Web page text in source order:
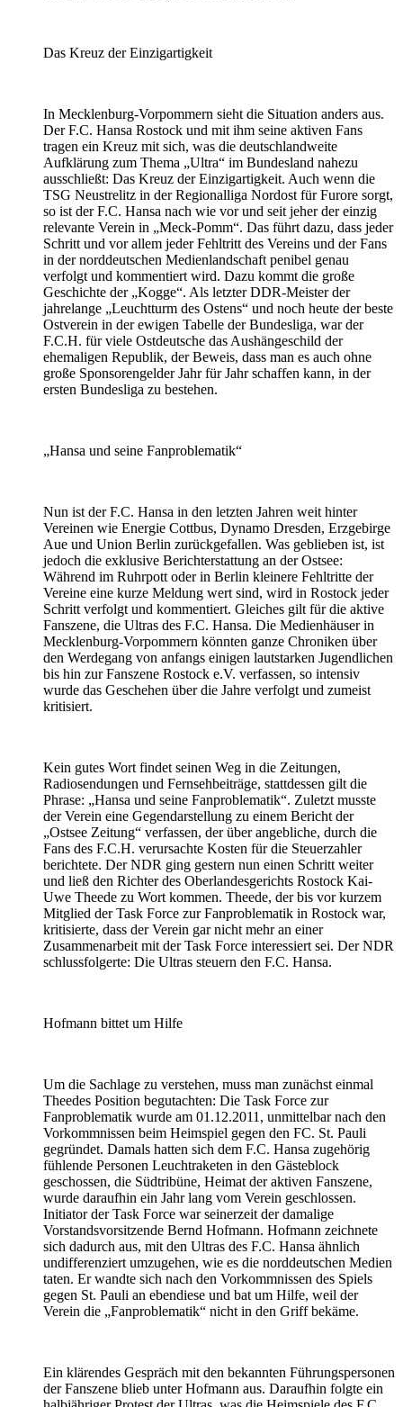
Das Kreuz der Einzigartigkeit
In Mecklenburg-Vorpommern sieht die Situation anders aus.
Der F.C. Hansa Rostock und mit ihm seine aktiven Fans
tragen ein Kreuz mit sich, was die deutschlandweite
Aufklärung zum Thema „Ultra“ im Bundesland nahezu
ausschließt: Das Kreuz der Einzigartigkeit. Auch wenn die
TSG Neustrelitz in der Regionalliga Nordost für Furore sorgt,
so ist der F.C. Hansa nach wie vor und seit jeher der einzig
relevante Verein in „Meck-Pomm“. Das führt dazu, dass jeder
Schritt und vor allem jeder Fehltritt des Vereins und der Fans
in der norddeutschen Medienlandschaft penibel genau
verfolgt und kommentiert wird. Dazu kommt die große
Geschichte der „Kogge“. Als letzter DDR-Meister der
jahrelange „Leuchtturm des Ostens“ und noch heute der beste
Ostverein in der ewigen Tabelle der Bundesliga, war der
F.C.H. für viele Ostdeutsche das Aushängeschild der
ehemaligen Republik, der Beweis, dass man es auch ohne
große Sponsorengelder Jahr für Jahr schaffen kann, in der
ersten Bundesliga zu bestehen.
„Hansa und seine Fanproblematik“
Nun ist der F.C. Hansa in den letzten Jahren weit hinter
Vereinen wie Energie Cottbus, Dynamo Dresden, Erzgebirge
Aue und Union Berlin zurückgefallen. Was geblieben ist, ist
jedoch die exklusive Berichterstattung an der Ostsee:
Während im Ruhrpott oder in Berlin kleinere Fehltritte der
Vereine eine kurze Meldung wert sind, wird in Rostock jeder
Schritt verfolgt und kommentiert. Gleiches gilt für die aktive
Fanszene, die Ultras des F.C. Hansa. Die Medienhäuser in
Mecklenburg-Vorpommern könnten ganze Chroniken über
den Werdegang von anfangs einigen lautstarken Jugendlichen
bis hin zur Fanszene Rostock e.V. verfassen, so intensiv
wurde das Geschehen über die Jahre verfolgt und zumeist
kritisiert.
Kein gutes Wort findet seinen Weg in die Zeitungen,
Radiosendungen und Fernsehbeiträge, stattdessen gilt die
Phrase: „Hansa und seine Fanproblematik“. Zuletzt musste
der Verein eine Gegendarstellung zu einem Bericht der
„Ostsee Zeitung“ verfassen, der über angebliche, durch die
Fans des F.C.H. verursachte Kosten für die Steuerzahler
berichtete. Der NDR ging gestern nun einen Schritt weiter
und ließ den Richter des Oberlandesgerichts Rostock Kai-
Uwe Theede zu Wort kommen. Theede, der bis vor kurzem
Mitglied der Task Force zur Fanproblematik in Rostock war,
kritisierte, dass der Verein gar nicht mehr an einer
Zusammenarbeit mit der Task Force interessiert sei. Der NDR
schlussfolgerte: Die Ultras steuern den F.C. Hansa.
Hofmann bittet um Hilfe
Um die Sachlage zu verstehen, muss man zunächst einmal
Theedes Position begutachten: Die Task Force zur
Fanproblematik wurde am 01.12.2011, unmittelbar nach den
Vorkommnissen beim Heimspiel gegen den FC. St. Pauli
gegründet. Damals hatten sich dem F.C. Hansa zugehörig
fühlende Personen Leuchtraketen in den Gästeblock
geschossen, die Südtribüne, Heimat der aktiven Fanszene,
wurde daraufhin ein Jahr lang vom Verein geschlossen.
Initiator der Task Force war seinerzeit der damalige
Vorstandsvorsitzende Bernd Hofmann. Hofmann zeichnete
sich dadurch aus, mit den Ultras des F.C. Hansa ähnlich
undifferenziert umzugehen, wie es die norddeutschen Medien
taten. Er wandte sich nach den Vorkommnissen des Spiels
gegen St. Pauli an ebendiese und bat um Hilfe, weil der
Verein die „Fanproblematik“ nicht in den Griff bekäme.
Ein klärendes Gespräch mit den bekannten Führungspersonen
der Fanszene blieb unter Hofmann aus. Daraufhin folgte ein